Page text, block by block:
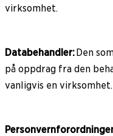
virksomhet.
Databehandler:Den
på oppdrag fra den
vanligvis en virksomhet.